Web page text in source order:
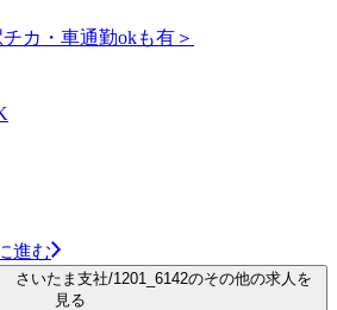
カ・車通勤okも有＞
進む
さいたま支社/1201_6142のその他の求人を
見る